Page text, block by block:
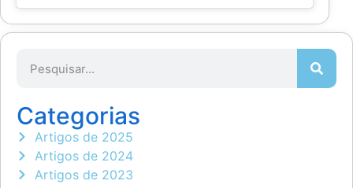
Categorias
Artigos de 2025
Artigos de 2024
Artigos de 2023